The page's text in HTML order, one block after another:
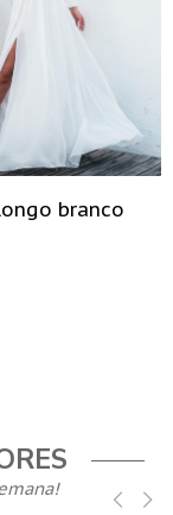
branco